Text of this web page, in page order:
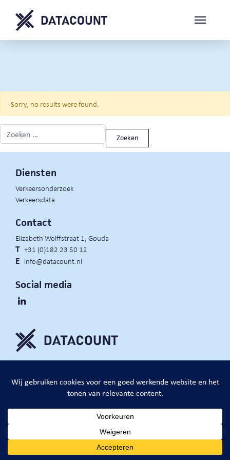
Sorry, no results were found.
Zoeken naar:
Diensten
Verkeersonderzoek
Verkeersdata
Contact
Elizabeth Wolffstraat 1, Gouda
T +31 (0)182 23 50 12
E info@datacount.nl
Social media
DataCount B.V.
privacy policy
algemene voorwaarden